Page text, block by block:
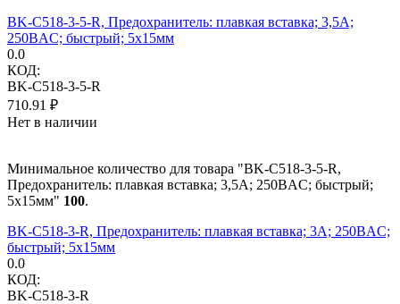
BK-C518-3-5-R, Предохранитель: плавкая вставка; 3,5А;
250ВAC; быстрый; 5x15мм
0.0
КОД:
BK-C518-3-5-R
710.91 ₽
Нет в наличии
Минимальное количество для товара "BK-C518-3-5-R,
Предохранитель: плавкая вставка; 3,5А; 250ВAC; быстрый;
5x15мм" 100.
BK-C518-3-R, Предохранитель: плавкая вставка; 3А; 250ВAC;
быстрый; 5x15мм
0.0
КОД:
BK-C518-3-R